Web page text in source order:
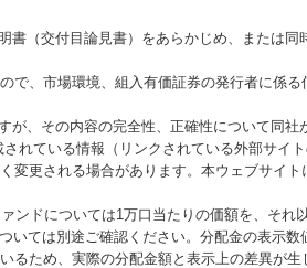
（交付目論見書）をあらかじめ、または同
、市場環境、組入有価証券の発行者に係
、その内容の完全性、正確性について同社
れている情報（リンクされている外部サイ
更される場合があります。本ウェブサイ
ドについては1万口当たりの価額を、それ
ては別途ご確認ください。分配金の表示
ため、実際の分配金額と表示上の差異が生